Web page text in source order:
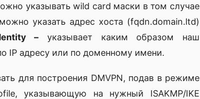
указывать wild card маски в том случае
указать адрес хоста (fqdn.domain.ltd)
– указывает каким образом наш
IP адресу или по доменному имени.
для построения DMVPN, подав в режиме
указывающую на нужный ISAKMP/IKE